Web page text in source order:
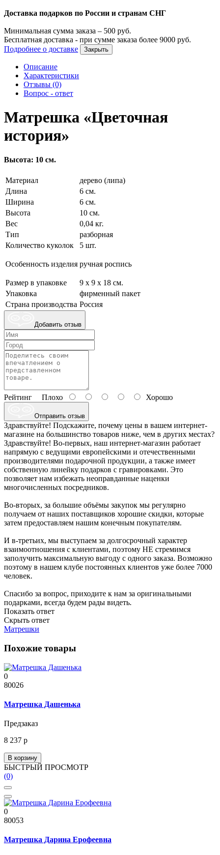
Доставка подарков по России и странам СНГ
Минимальная сумма заказа – 500 руб.
Бесплатная доставка - при сумме заказа более 9000 руб.
Подробнее о доставке
Закрыть
Описание
Характеристики
Отзывы (0)
Вопрос - ответ
Матрешка «Цветочная
история»
Высота: 10 см.
Материал
дерево (липа)
Длина
6 см.
Ширина
6 см.
Высота
10 см.
Вес
0,04 кг.
Тип
разборная
Количество куколок
5 шт.
Особенность изделия ручная роспись
Размер в упаковке
9 х 9 х 18 см.
Упаковка
фирменный пакет
Страна производства Россия
Добавить отзыв
Рейтинг Плохо Хорошо
Отправить отзыв
Здравствуйте! Подскажите, почему цены в вашем интернет-
магазине на большинство товаров ниже, чем в других местах?
Здравствуйте! Во-первых, наш интернет-магазин работает
напрямую с ведущими европейскими и отечественными
производителями подарочной продукции, а также имеет
собственную линейку подарков с гравировками. Это
позволяет нам избежать неоправданные наценки
многочисленных посредников.
Во-вторых, за большие объёмы закупок мы регулярно
получаем от наших поставщиков хорошие скидки, которые
затем предоставляем нашим конечным покупателям.
И в-третьих, мы выступаем за долгосрочный характер
взаимоотношения с клиентами, поэтому НЕ стремимся
заполучить максимальную выгоду с одного заказа. Возможно
поэтому в нашем клубе постоянных клиентов уже более 7000
человек.
Спасибо за вопрос, приходите к нам за оригинальными
подарками, всегда будем рады видеть.
Показать ответ
Скрыть ответ
Матрешки
Похожие товары
0
80026
Матрешка Дашенька
Предзаказ
8 237 р
В корзину
БЫСТРЫЙ ПРОСМОТР
(0)
0
80053
Матрешка Дарина Ерофеевна